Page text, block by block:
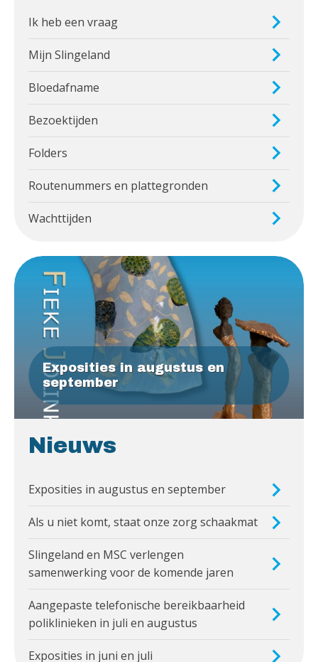
Ik heb een vraag
Mijn Slingeland
Bloedafname
Bezoektijden
Folders
Routenummers en plattegronden
Wachttijden
Exposities in augustus en
september
Nieuws
Exposities in augustus en september
Als u niet komt, staat onze zorg schaakmat
Slingeland en MSC verlengen
samenwerking voor de komende jaren
Aangepaste telefonische bereikbaarheid
poliklinieken in juli en augustus
Exposities in juni en juli